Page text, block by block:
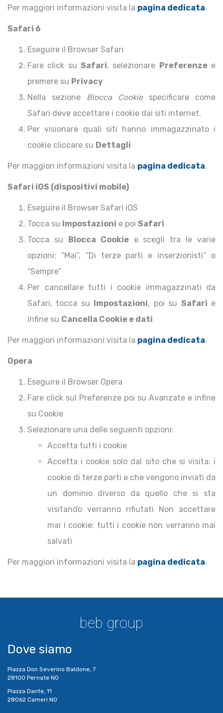
Per maggiori informazioni visita la pagina dedicata.
Safari 6
Eseguire il Browser Safari
Fare click su Safari, selezionare Preferenzee
premere su Privacy
Nella sezione Blocca Cookiespecificare come
Safari deve accettare i cookie dai siti internet.
Per visionare quali siti hanno immagazzinato i
cookie cliccare su Dettagli
Per maggiori informazioni visita la pagina dedicata.
Safari iOS (dispositivi mobile)
Eseguire il Browser Safari iOS
Tocca su Impostazioni e poi Safari
Tocca su Blocca Cookiee scegli tra le varie
opzioni: “Mai”, “Di terze parti e inserzionisti” o
“Sempre”
Per cancellare tutti i cookie immagazzinati da
Safari, tocca su Impostazioni, poi su Safari e
infine su Cancella Cookie e dati
Per maggiori informazioni visita la pagina dedicata.
Opera
Eseguire il Browser Opera
Fare click sul Preferenze poi su Avanzate e infine
su Cookie
Selezionare una delle seguenti opzioni:
Accetta tutti i cookie
Accetta i cookie solo dal sito che si visita: i
cookie di terze parti e che vengono inviati da
un dominio diverso da quello che si sta
visitando verranno rifiutati Non accettare
mai i cookie: tutti i cookie non verranno mai
salvati
Per maggiori informazioni visita la pagina dedicata.
beb group
Dove siamo
Piazza Don Severino Baldone, 7
28100 Pernate NO
Piazza Dante, 11
28062 Cameri NO